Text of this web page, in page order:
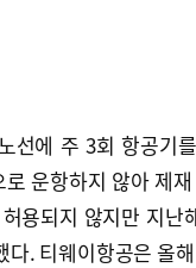
선에 주 3회 항공기
운항하지 않아 제
용되지 않지만 지난
. 티웨이항공은 올